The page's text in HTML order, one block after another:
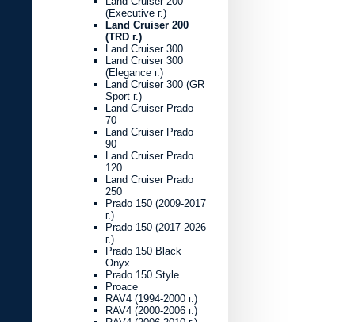
(Executive г.)
Land Cruiser 200
(TRD г.)
Land Cruiser 300
Land Cruiser 300
(Elegance г.)
Land Cruiser 300 (GR
Sport г.)
Land Cruiser Prado
70
Land Cruiser Prado
90
Land Cruiser Prado
120
Land Cruiser Prado
250
Prado 150 (2009-2017
г.)
Prado 150 (2017-2026
г.)
Prado 150 Black
Onyx
Prado 150 Style
Proace
RAV4 (1994-2000 г.)
RAV4 (2000-2006 г.)